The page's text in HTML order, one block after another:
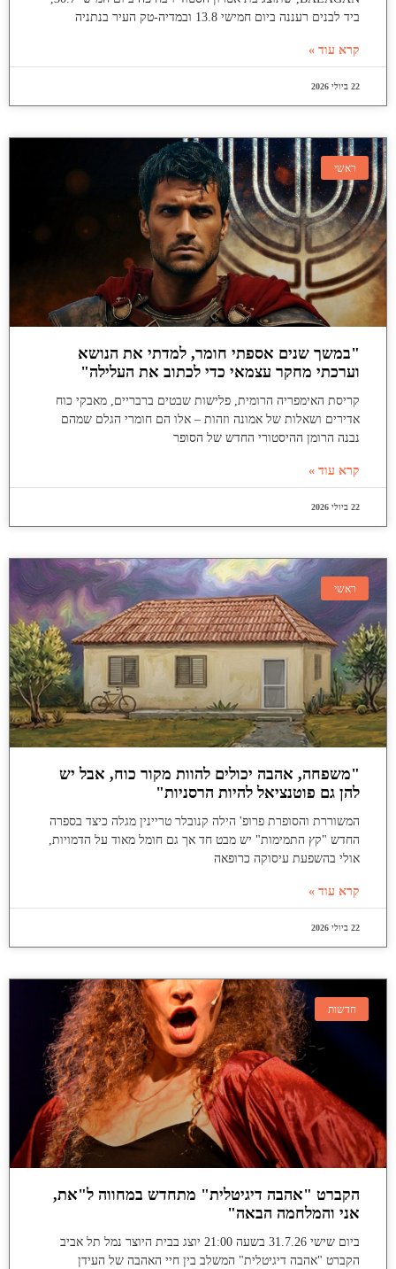
ביד לבנים רעננה ביום חמישי 13.8 ובמדיה-טק העיר בנתניה
קרא עוד »
22 ביולי 2026
ראשי
"במשך שנים אספתי חומר, למדתי את הנושא
וערכתי מחקר עצמאי כדי לכתוב את העלילה"
קריסת האימפריה הרומית, פלישות שבטים ברבריים, מאבקי כוח
אדירים ושאלות של אמונה וזהות – אלו הם חומרי הגלם שמהם
נבנה הרומן ההיסטורי החדש של הסופר
קרא עוד »
22 ביולי 2026
ראשי
"משפחה, אהבה יכולים להוות מקור כוח, אבל יש
להן גם פוטנציאל להיות הרסניות"
המשוררת והסופרת פרופ' הילה קנובלר טריינין מגלה כיצד בספרה
החדש "קץ התמימות" יש מבט חד אך גם חומל מאוד על הדמויות,
אולי בהשפעת עיסוקה כרופאה
קרא עוד »
22 ביולי 2026
חדשות
הקברט "אהבה דיגיטלית" מתחדש במחווה ל"את,
אני והמלחמה הבאה"
ביום שישי 31.7.26 בשעה 21:00 יוצג בבית היוצר נמל תל אביב
הקברט "אהבה דיגיטלית" המשלב בין חיי האהבה של העידן